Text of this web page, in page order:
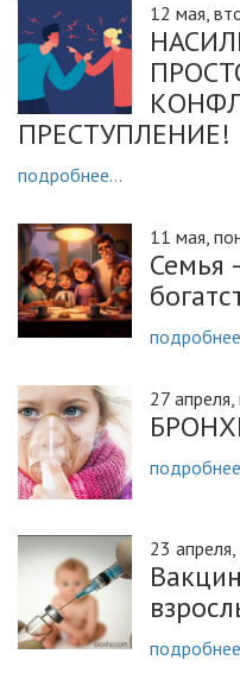
12 мая,
ПРЕСТУПЛЕНИЕ!
подробнее...
11 мая,
Семья
27
23 апреля,